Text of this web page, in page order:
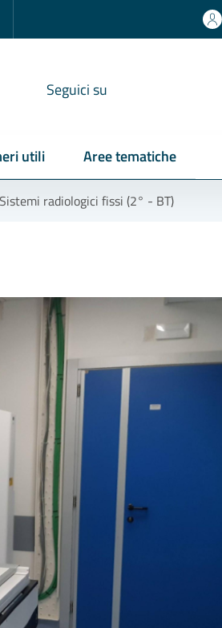
Seguici su
utili Aree tematiche
Sistemi radiologici fissi (2° - BT)